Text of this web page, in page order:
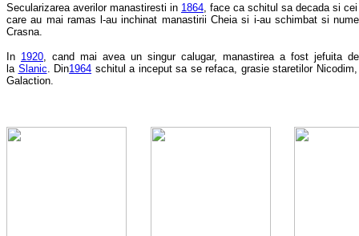
Secularizarea averilor manastiresti in 1864 , face ca schitul sa decada si
care au mai ramas l-au inchinat manastirii Cheia si i-au schimbat si
Crasna.
In 1920 , cand mai avea un singur calugar, manastirea a fost jefuita
la Slanic . Din1964 schitul a inceput sa se refaca, grasie staretilor
Galaction.